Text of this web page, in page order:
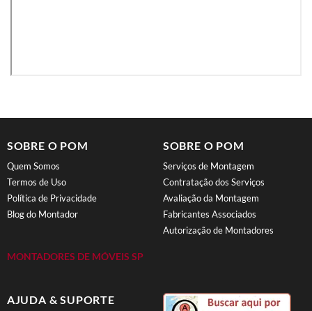
SOBRE O POM
Quem Somos
Termos de Uso
Política de Privacidade
Blog do Montador
MONTADORES DE MÓVEIS SP
SOBRE O POM
Serviços de Montagem
Contratação dos Serviços
Avaliação da Montagem
Fabricantes Associados
Autorização de Montadores
AJUDA & SUPORTE